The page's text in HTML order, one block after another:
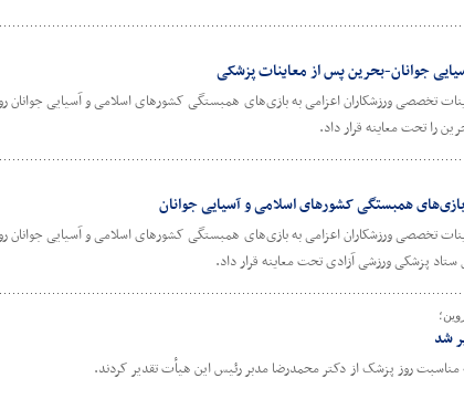
جوانان-بحرین پس از معاینات پزشکی
را تحت معاینه قرار داد.
همبستگی کشورهای اسلامی و آسیایی جوانان
پزشکی ورزشی آزادی تحت معاینه قرار داد.
شد
روز پزشک از دکتر محمدرضا مدبر رئیس این هیأت تقدیر کردند.